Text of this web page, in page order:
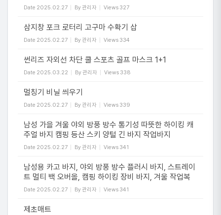
Date 2025.02.27 By관리자 Views 327
삼지창 포크 로터리 고구마 수확기 삽
Date 2025.02.27 By관리자 Views 334
썬리즈 자외선 차단 쿨 스포츠 골프 마스크 1+1
Date 2025.03.22 By관리자 Views 338
멀칭기 비닐 씌우기
Date 2025.02.27 By관리자 Views 339
남성 가을 겨울 야외 방풍 방수 통기성 따뜻한 하이킹 캐
주얼 바지 캠핑 등산 스키 양털 긴 바지 작업바지
Date 2025.02.27 By관리자 Views 341
남성용 카고 바지, 야외 방풍 방수 플러시 바지, 스트레이
트 멀티 백 오버올, 캠핑 하이킹 장비 바지, 겨울 작업복
Date 2025.02.27 By관리자 Views 341
제초매트